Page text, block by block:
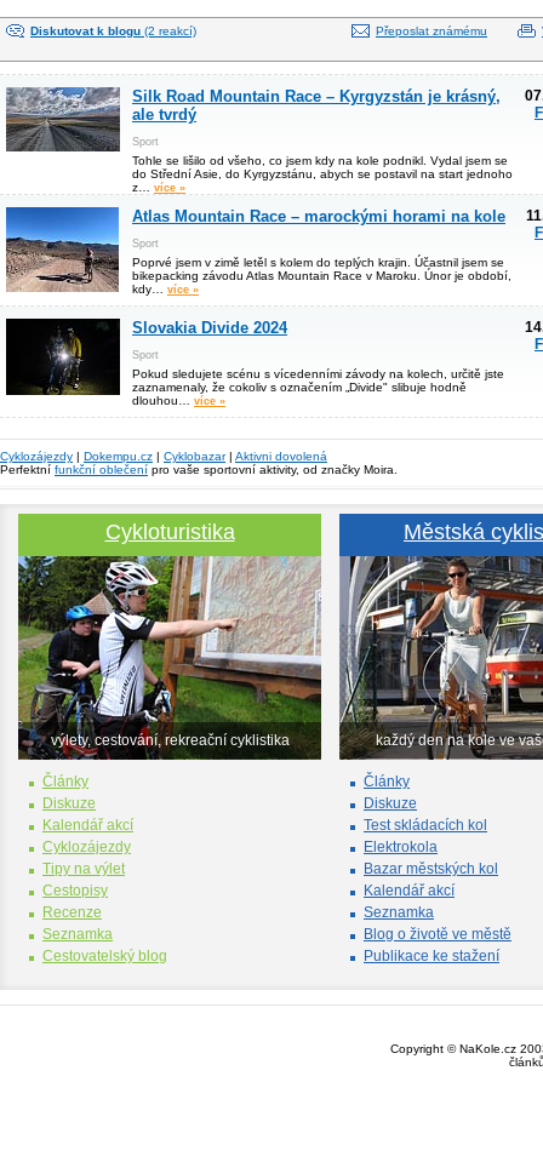
Diskutovat k blogu (2 reakcí) Přeposlat známému
Silk Road Mountain Race – Kyrgyzstán je krásný,
ale tvrdý
Sport
Tohle se lišilo od všeho, co jsem kdy na kole podnikl. Vydal jsem se
do Střední Asie, do Kyrgyzstánu, abych se postavil na start jednoho
z… více »
Atlas Mountain Race – marockými horami na kole
Sport
Poprvé jsem v zimě letěl s kolem do teplých krajin. Účastnil jsem se
bikepacking závodu Atlas Mountain Race v Maroku. Únor je období,
kdy… více »
Slovakia Divide 2024
Sport
Pokud sledujete scénu s vícedenními závody na kolech, určitě jste
zaznamenaly, že cokoliv s označením „Divide" slibuje hodně
dlouhou… více »
Cyklozájezdy | Dokempu.cz | Cyklobazar| Aktivni dovolená
Perfektní funkční oblečení pro vaše sportovní aktivity, od značky Moira.
Cykloturistika
výlety, cestování, rekreační cyklistika
Články
Diskuze
Kalendář akcí
Cyklozájezdy
Tipy na výlet
Cestopisy
Recenze
Seznamka
Cestovatelský blog
Městská
každý den na kole ve
Články
Diskuze
Test skládacích kol
Elektrokola
Bazar městských kol
Kalendář akcí
Seznamka
Blog o životě ve městě
Publikace ke stažení
Copyright © NaKole.cz